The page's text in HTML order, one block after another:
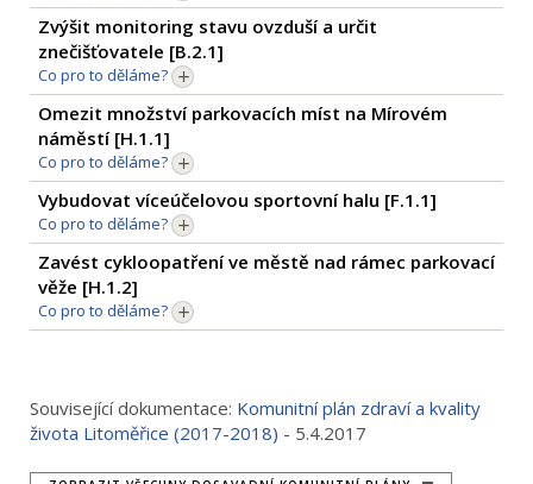
Zvýšit monitoring stavu ovzduší a určit
znečišťovatele [B.2.1]
Co pro to děláme?
Omezit množství parkovacích míst na Mírovém
náměstí [H.1.1]
Co pro to děláme?
Vybudovat víceúčelovou sportovní halu [F.1.1]
Co pro to děláme?
Zavést cykloopatření ve městě nad rámec parkovací
věže [H.1.2]
Co pro to děláme?
Související dokumentace: Komunitní plán zdraví a kvality
života Litoměřice (2017-2018) - 5.4.2017